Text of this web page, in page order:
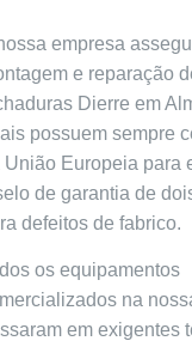
empresa
e reparação
Dierre em
possuem sempre
União Europeia para
de garantia de
defeitos de fabrico.
os equipamentos
na
em exigentes